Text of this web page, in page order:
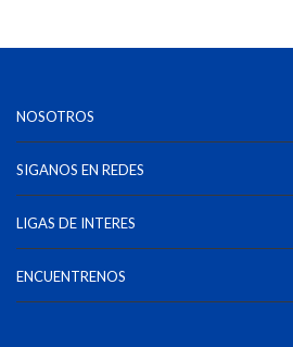
NOSOTROS
SIGANOS EN REDES
LIGAS DE INTERES
ENCUENTRENOS